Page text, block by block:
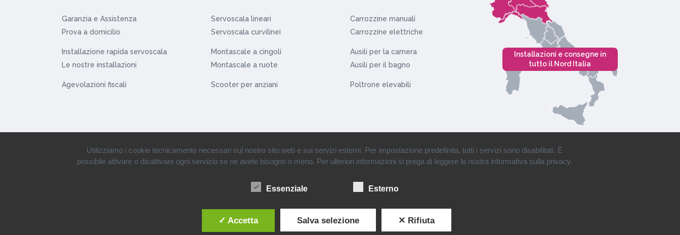
Garanzia e Assistenza
Prova a domicilio
Installazione rapida servoscala
Le nostre installazioni
Agevolazioni fiscali
Servoscala lineari
Servoscala curvilinei
Montascale a cingoli
Montascale a ruote
Scooter per anziani
Carrozzine manuali
Carrozzine elettriche
Ausili per la camera
Ausili per il bagno
Poltrone elevabili
Installazioni e consegne in
tutto il Nord Italia
Utilizziamo i cookie tecnicamente necessari sul nostro sito web e sui servizi esterni. Per impostazione predefinita, tutti i servizi sono disabilitati. È
possibile attivare o disattivare ogni servizio se ne avete bisogno o meno. Per ulteriori informazioni si prega di leggere la nostra informativa sulla privacy.
Essenziale Esterno
✓ Accetta Salva selezione ✕ Rifiuta